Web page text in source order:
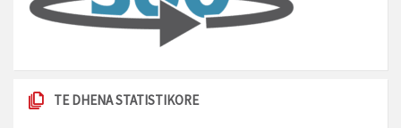
TE DHENA STATISTIKORE